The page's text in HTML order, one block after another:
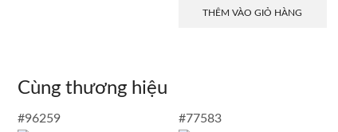
THÊM VÀO GIỎ HÀNG
Cùng thương hiệu
#96259 #77583